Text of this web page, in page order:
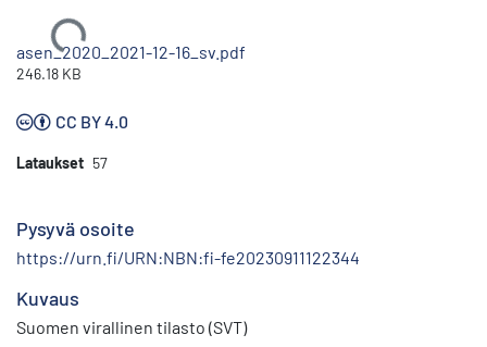
Ladataan...
asen_2020_2021-12-16_sv.pdf
246.18 KB
CC BY 4.0
Lataukset 57
Pysyvä osoite
https://urn.fi/URN:NBN:fi-fe20230911122344
Kuvaus
Suomen virallinen tilasto (SVT)